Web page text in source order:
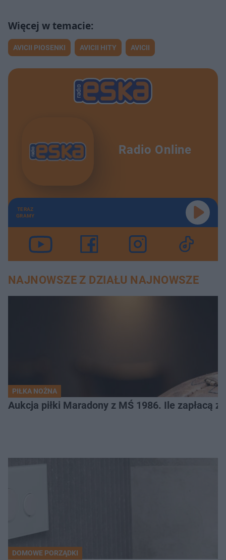
AVICII PIOSENKI AVICII HITY AVICII
Radio Online
TERAZ
GRAMY
NAJNOWSZE Z DZIAŁU NAJNOWSZE
PIŁKA NOŻNA
Aukcja piłki Maradony z MŚ 1986. Ile zapłacą
DOMOWE PORZĄDKI